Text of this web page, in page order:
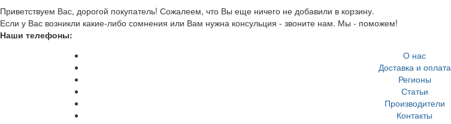
Приветствуем Вас, дорогой покупатель! Сожалеем, что Вы еще ничего не добавили в корзину.
Если у Вас возникли какие-либо сомнения или Вам нужна консульция - звоните нам. Мы - поможем!
Наши телефоны:
О нас
Доставка и оплата
Регионы
Статьи
Производители
Контакты